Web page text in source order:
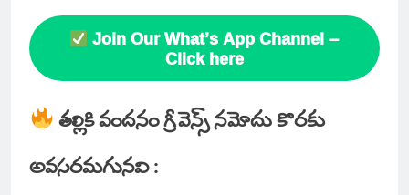
Join Our What’s App Channel –
Click here
తల్లికి వందనం గ్రీవెన్స్ నమోదు కొరకు
అవసరమగునవి :